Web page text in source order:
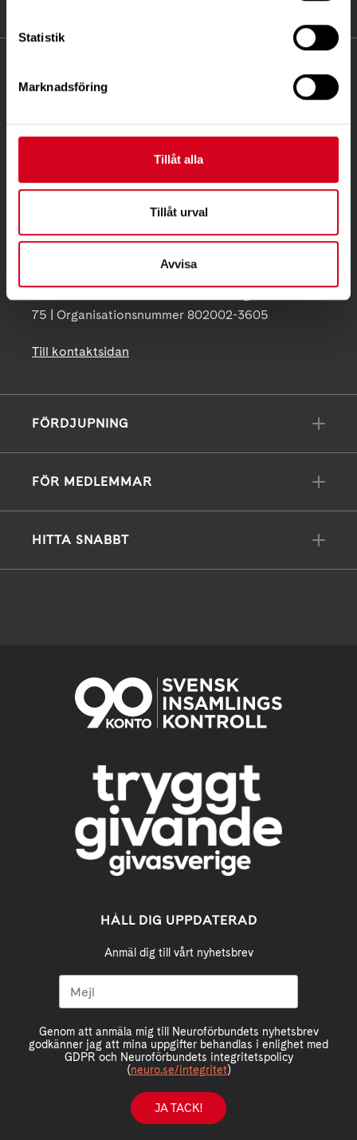
Statistik
Marknadsföring
Tillåt alla
Tillåt urval
Avvisa
Ågatan 12 C, 172 62 Sundbyberg
Postadress:
171 04 Solna
75 | Organisationsnummer 802002-3605
Till kontaktsidan
FÖRDJUPNING
FÖR MEDLEMMAR
HITTA SNABBT
HÅLL DIG UPPDATERAD
Anmäl dig till vårt nyhetsbrev
Genom att anmäla mig till Neuroförbundets nyhetsbrev
godkänner jag att mina uppgifter behandlas i enlighet med
GDPR och Neuroförbundets integritetspolicy
(neuro.se/integritet)
JA TACK!